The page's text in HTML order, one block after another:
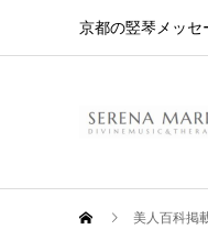
京都の竪琴メッセ
美人百科掲